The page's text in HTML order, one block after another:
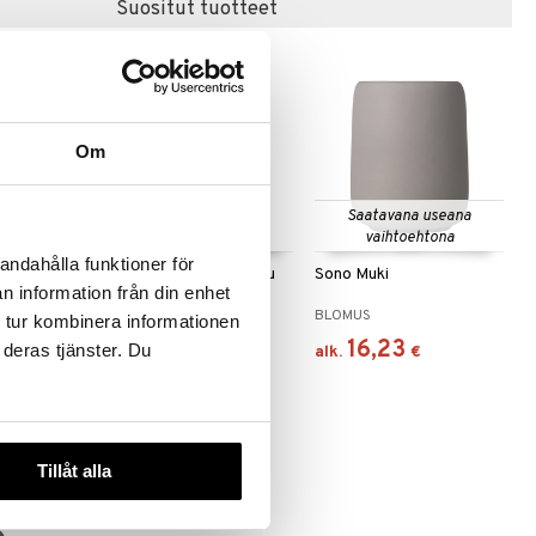
Om
funktioner för
information från din enhet
kombinera informationen
tjänster. Du
Tillåt alla
Suositut tuotteet
Saippua-
Marble Saippuapumppu
matala
METTE DITMER
45,49
Saatavana useana
vaihtoehtona
Sono Muki
BLOMUS
alk. 16,23 €